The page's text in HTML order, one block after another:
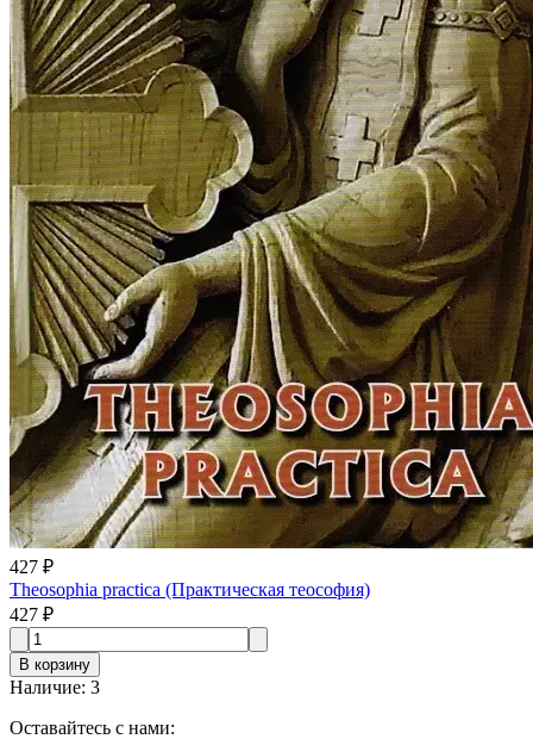
427 ₽
Theosophia practica (Практическая теософия)
427 ₽
В корзину
Наличие: 3
Оставайтесь с нами: